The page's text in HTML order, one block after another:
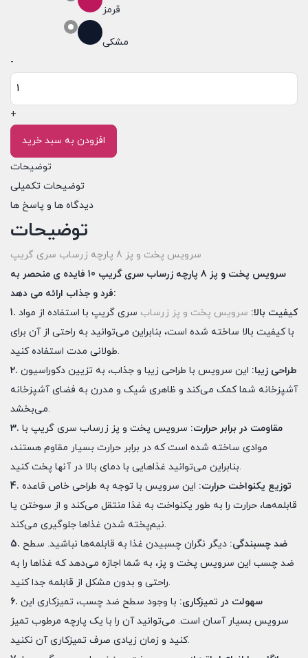
قرمز
مشکی
سرویس
و
پز
پارچه
گریپ
عدد
-
+
افزودن به سبد خرید
توضیحات
توضیحات تکمیلی
دیدگاه ها و پاسخ ها
توضیحات
سرویس پخت و پز 8 پارچه زرساب سری گریپ
سرویس پخت و پز 8 پارچه زرساب سری گریپ 10 فایده ی منحصر به
فرد و جذاب ارائه می دهد:
1. کیفیت بالا: سرویس پخت و پز زرساب سری گریپ با استفاده از مواد
با کیفیت بالا ساخته شده است، بنابراین می‌توانید به راحتی از آن برای
طولانی مدت استفاده کنید.
2. طراحی زیبا: این سرویس با طراحی زیبا و جذاب، به تزیین دکوراسیون
آشپزخانه شما کمک می‌کند و ظاهری شیک و مدرن به فضای آشپزخانه
می‌بخشد.
3. مقاومت در برابر حرارت: سرویس پخت و پز زرساب سری گریپ با
موادی ساخته شده است که در برابر حرارت بسیار مقاوم هستند،
بنابراین می‌توانید غذاهایی با دمای بالا در آنها پخت کنید.
4. توزیع یکنواخت حرارت: این سرویس با توجه به طراحی خاص قاعده
قابلمه‌ها، حرارت را به طور یکنواخت به غذا منتقل می‌کند و از سوختن یا
نیم‌پخته شدن غذاها جلوگیری می‌کند.
5. ضد چسبندگی: دیگر نگران چسبیدن غذا به قابلمه‌ها نباشید. سطح
ضد چسب این سرویس پخت و پز، به شما اجازه می‌دهد که غذاها را به
راحتی و بدون مشکل از قابلمه جدا کنید.
6. سهولت در تمیزکاری: با وجود سطح ضد چسب، تمیزکاری این
سرویس بسیار آسان است. می‌توانید آن را با یک پارچه مرطوب تمیز
کنید و زمان زیادی صرف تمیزکاری آن نکنید.